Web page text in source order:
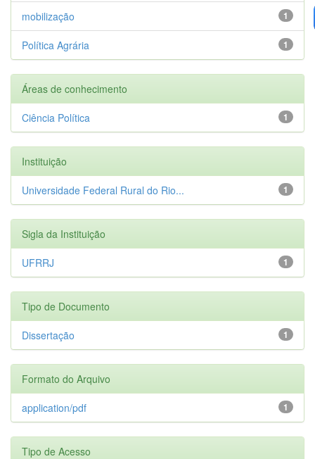
1
mobilização
1
Política Agrária
Áreas de conhecimento
1
Ciência Política
Instituição
1
Universidade Federal Rural do Rio...
Sigla da Instituição
1
UFRRJ
Tipo de Documento
1
Dissertação
Formato do Arquivo
1
application/pdf
Tipo de Acesso